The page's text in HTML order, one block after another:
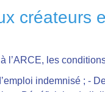
créateurs
l’ARCE, les
indemnisé ; -